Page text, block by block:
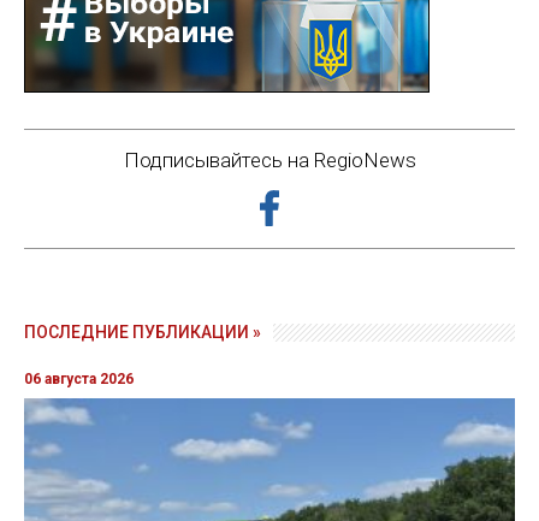
Подписывайтесь на RegioNews
ПОСЛЕДНИЕ ПУБЛИКАЦИИ »
06 августа 2026